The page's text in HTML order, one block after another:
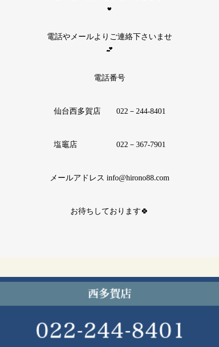
電話やメールよりご連絡下さいませ
電話番号
仙台西多賀店 022－244-8401
塩竈店 022－367-7901
メールアドレス info@hirono88.com
お待ちしております🍀